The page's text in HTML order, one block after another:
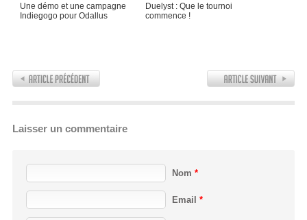
Une démo et une campagne
Indiegogo pour Odallus
Duelyst : Que le tournoi
commence !
Laisser un commentaire
Nom *
Email *